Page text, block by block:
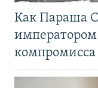
Как Параша
императором
компромисса